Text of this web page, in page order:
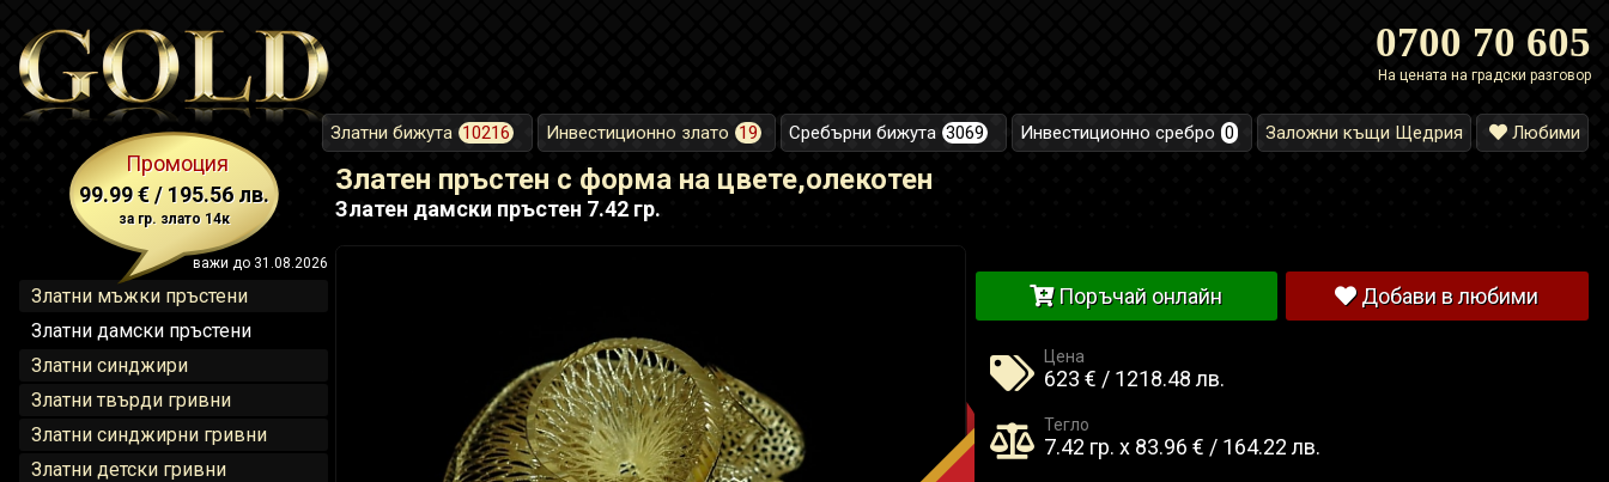
0700 70 605
На цената на градски разговор
Златни бижута 10216 Инвестиционно злато 19 Сребърни бижута 3069 Инвестиционно сребро 0 Заложни къщи Щедрия Любими
Промоция
99.99 € / 195.56 лв.
за гр. злато 14к
важи до 31.08.2026
Златни мъжки пръстени
Златни дамски пръстени
Златни синджири
Златни твърди гривни
Златни синджирни гривни
Златни детски гривни
Златен пръстен с форма на цвете,олекотен
Златен дамски пръстен 7.42 гр.
Поръчай онлайн Добави в любими
Цена
623 € / 1218.48 лв.
Тегло
7.42 гр. x 83.96 € / 164.22 лв.